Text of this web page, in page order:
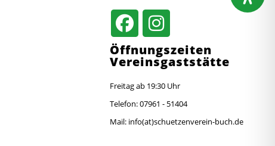
Öffnungszeiten
Vereinsgaststätte
Freitag ab 19:30 Uhr
Telefon: 07961 - 51404
Mail: info(at)schuetzenverein-buch.de